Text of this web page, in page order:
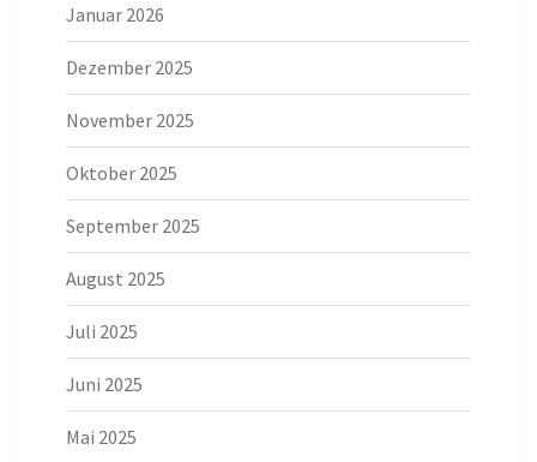
Januar 2026
Dezember 2025
November 2025
Oktober 2025
September 2025
August 2025
Juli 2025
Juni 2025
Mai 2025